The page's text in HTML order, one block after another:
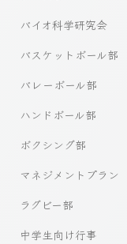
バイオ科学研究会
バスケットボール部
バレーボール部
ハンドボール部
ボクシング部
マネジメントプラン
ラグビー部
中学生向け行事